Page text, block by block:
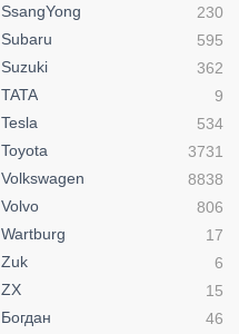
SsangYong
230
Subaru
595
Suzuki
362
TATA
9
Tesla
534
Toyota
3731
Volkswagen
8838
Volvo
806
Wartburg
17
Zuk
6
ZX
15
Богдан
46